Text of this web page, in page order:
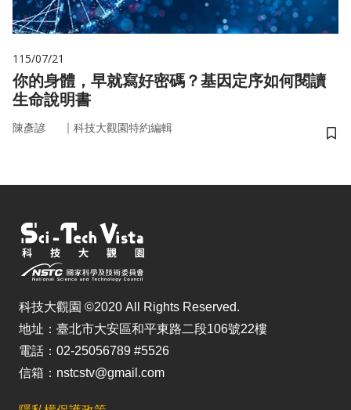
115/07/21
你的身體，早就寫好密碼？基因定序如何閱讀
生命說明書
陳彥諺 ｜ 科技大觀園特約編輯
儲
科技大觀園 ©2020 All Rights Reserved.
地址：臺北市大安區和平東路二段106號22樓
電話：02-25056789 #5526
信箱：nstcstv@gmail.com